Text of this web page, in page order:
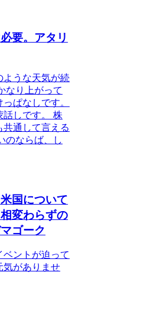
要。アタリ
ような天気が続
なり上がって
ぱなしです。
話しです。 株
通して言える
のならば、し
国について
変わらずの
ゴーク
ントが迫って
気がありませ